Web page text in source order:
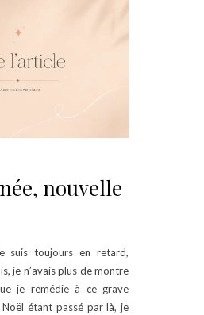
nouvelle
suis toujours en retard,
je n’avais plus de montre
je remédie à ce grave
étant passé par là, je